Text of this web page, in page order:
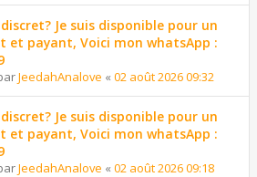
Je suis disponible pour un
et payant, Voici mon whatsApp :
JeedahAnalove « 02 août 2026 09:32
Je suis disponible pour un
et payant, Voici mon whatsApp :
JeedahAnalove « 02 août 2026 09:18